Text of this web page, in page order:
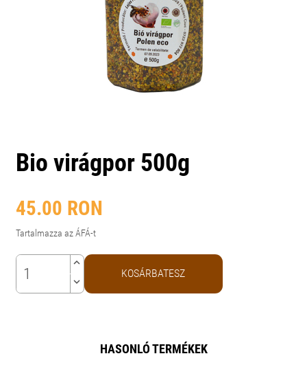
Bio virágpor 500g
45.00 RON
Tartalmazza az ÁFÁ-t
keyboard_arrow_up
keyboard_arrow_down
KOSÁRBATESZ
HASONLÓ TERMÉKEK